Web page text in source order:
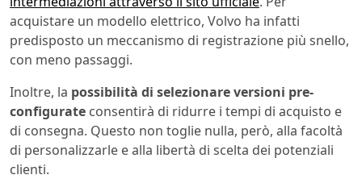
acquistare un modello elettrico, Volvo ha infatti
predisposto un meccanismo di registrazione più snello,
con meno passaggi.
Inoltre, la possibilità di selezionare versioni pre-
configurate consentirà di ridurre i tempi di acquisto e
di consegna. Questo non toglie nulla, però, alla facoltà
di personalizzarle e alla libertà di scelta dei potenziali
clienti.